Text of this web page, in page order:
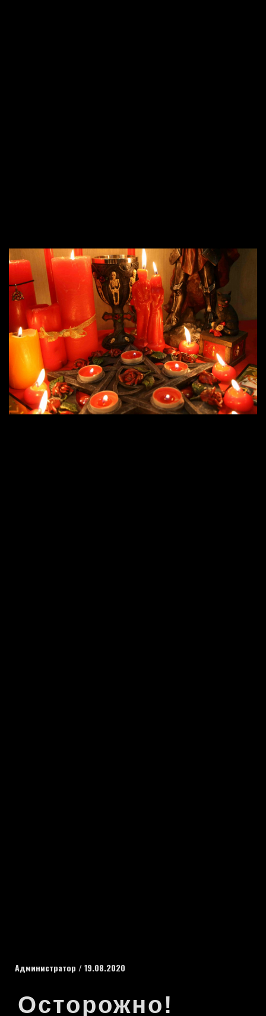
Администратор /19.08.2020
Осторожно!